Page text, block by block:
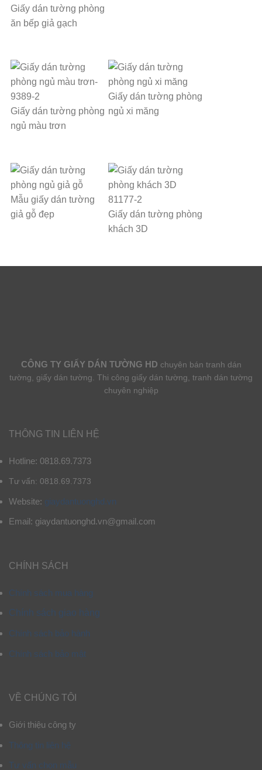
Giấy dán tường phòng
ăn bếp giả gạch
Giấy dán tường phòng
ngủ màu trơn
Giấy dán tường phòng
ngủ xi măng
Mẫu giấy dán tường
giả gỗ đẹp
Giấy dán tường phòng
khách 3D
CÔNG TY GIẤY DÁN TƯỜNG HD chuyên bán tranh dán
tường, giấy dán tường. Thi công giấy dán tường, tranh dán tường
chuyên nghiệp
THÔNG TIN LIÊN HỆ
Hotline: 0818.69.7373
Tư vấn: 0818.69.7373
Website: giaydantuonghd.vn
Email: giaydantuonghd.vn@gmail.com
CHÍNH SÁCH
Chính sách mua hàng
Chính sách giao hàng
Chính sách bảo hành
Chính sách bảo mật
VỀ CHÚNG TÔI
Giới thiệu công ty
Thông tin liên hệ
Tư vấn chọn mẫu